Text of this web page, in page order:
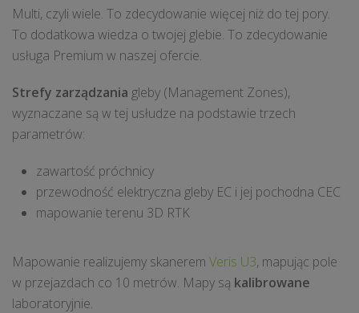
Multi, czyli wiele. To zdecydowanie więcej niż do tej pory.
To dodatkowa wiedza o twojej glebie. To zdecydowanie
usługa Premium w naszej ofercie.
Strefy zarządzania gleby (Management Zones),
wyznaczane są w tej usłudze na podstawie trzech
parametrów:
zawartość próchnicy
przewodność elektryczna gleby EC i jej pochodna CEC
mapowanie terenu 3D RTK
Mapowanie realizujemy skanerem Veris U3, mapując pole
w przejazdach co 10 metrów. Mapy są kalibrowane
laboratoryjnie.